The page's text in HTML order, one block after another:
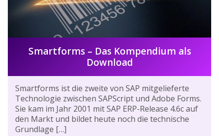
Smartforms – Das Kompendium als
Download
Smartforms ist die zweite von SAP mitgelieferte
Technologie zwischen SAPScript und Adobe Forms.
Sie kam im Jahr 2001 mit SAP ERP-Release 4.6c auf
den Markt und bildet heute noch die technische
Grundlage […]